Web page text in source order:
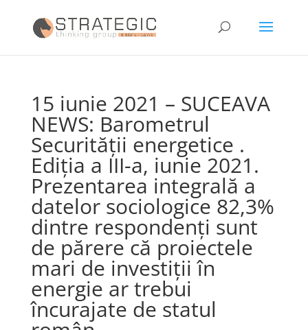
15 iunie 2021 – SUCEAVA
NEWS: Barometrul
Securității energetice .
Ediția a III-a, iunie 2021.
Prezentarea integrală a
datelor sociologice 82,3%
dintre respondenți sunt
de părere că proiectele
mari de investiții în
energie ar trebui
încurajate de statul